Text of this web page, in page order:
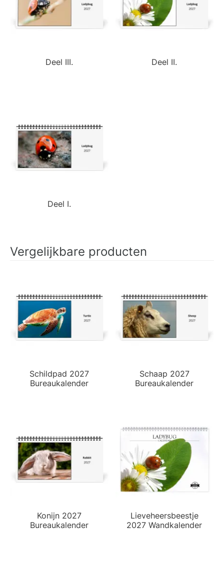
Deel III. Deel II.
Deel I.
Vergelijkbare producten
Schildpad 2027
Bureaukalender
Schaap 2027
Bureaukalender
Konijn 2027
Bureaukalender
Lieveheersbeestje
2027 Wandkalender